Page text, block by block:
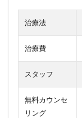
治療法
治療費
スタッフ
無料カウンセ
リング